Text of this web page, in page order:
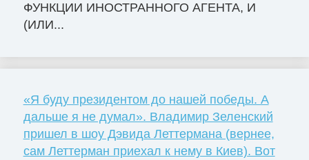
ФУНКЦИИ ИНОСТРАННОГО АГЕНТА, И
(ИЛИ...
«Я буду президентом до нашей победы. А
дальше я не думал». Владимир Зеленский
пришел в шоу Дэвида Леттермана (вернее,
сам Леттерман приехал к нему в Киев). Вот